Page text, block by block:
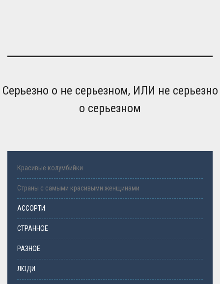
Серьезно о не серьезном, ИЛИ не серьезно
о серьезном
Красивые колумбийки
Страны с самыми красивыми женщинами
АССОРТИ
СТРАННОЕ
РАЗНОЕ
ЛЮДИ